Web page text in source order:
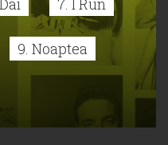
9. Noaptea